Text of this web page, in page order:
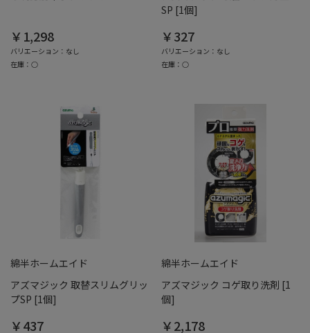
￥1,298
バリエーション：なし
在庫：○
SP [1個]
￥327
バリエーション：なし
在庫：○
綿半ホームエイド
アズマジック 取替スリムグリッ
プSP [1個]
￥437
綿半ホームエイド
アズマジック コゲ取り洗剤 [1
個]
￥2,178